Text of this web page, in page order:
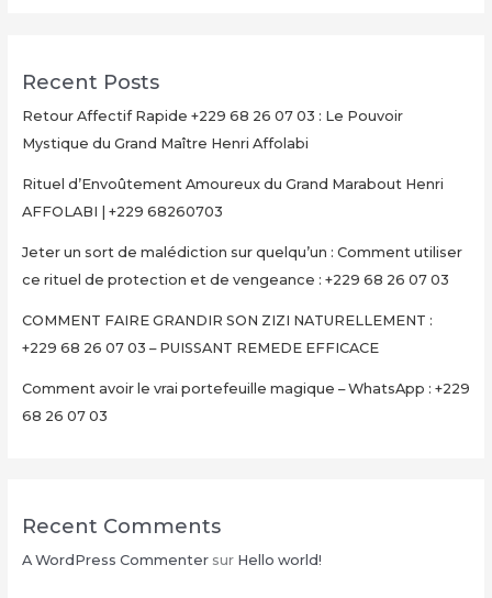
Recent Posts
Retour Affectif Rapide +229 68 26 07 03 : Le Pouvoir
Mystique du Grand Maître Henri Affolabi
Rituel d’Envoûtement Amoureux du Grand Marabout Henri
AFFOLABI | +229 68260703
Jeter un sort de malédiction sur quelqu’un : Comment utiliser
ce rituel de protection et de vengeance : +229 68 26 07 03
COMMENT FAIRE GRANDIR SON ZIZI NATURELLEMENT :
+229 68 26 07 03 – PUISSANT REMEDE EFFICACE
Comment avoir le vrai portefeuille magique – WhatsApp : +229
68 26 07 03
Recent Comments
A WordPress Commentersur Hello world!